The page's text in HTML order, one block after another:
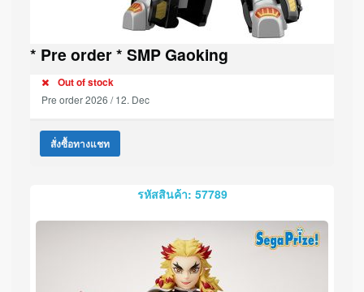
* Pre order * SMP Gaoking
Out of stock
Pre order 2026 / 12. Dec
สั่งซื้อทางแชท
รหัสสินค้า: 57789